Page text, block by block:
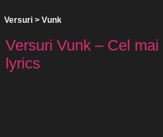
Versuri > Vunk
Versuri Vunk – Cel
lyrics